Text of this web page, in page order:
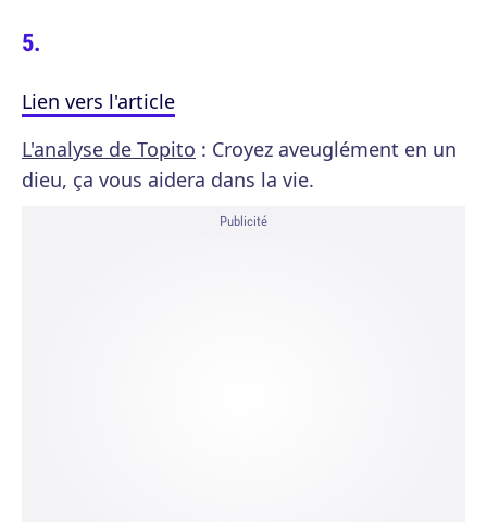
Lien vers l'article
L'analyse de Topito : Croyez aveuglément en un
dieu, ça vous aidera dans la vie.
Publicité